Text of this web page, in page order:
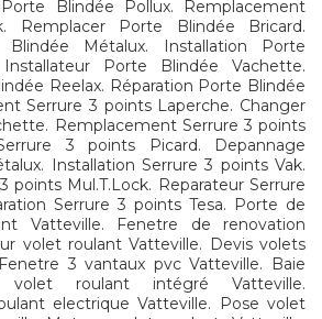
Blindée Pollux. Remplacement
Remplacer Porte Blindée Bricard.
Blindée Métalux. Installation Porte
Porte Blindée Vachette.
Reelax. Réparation Porte Blindée
Serrure 3 points Laperche. Changer
Remplacement Serrure 3 points
3 points Picard. Depannage
Installation Serrure 3 points Vak.
points Mul.T.Lock. Reparateur Serrure
Serrure 3 points Tesa. Porte de
Vatteville. Fenetre de renovation
volet roulant Vatteville. Devis volets
3 vantaux pvc Vatteville. Baie
volet roulant intégré Vatteville.
electrique Vatteville. Pose volet